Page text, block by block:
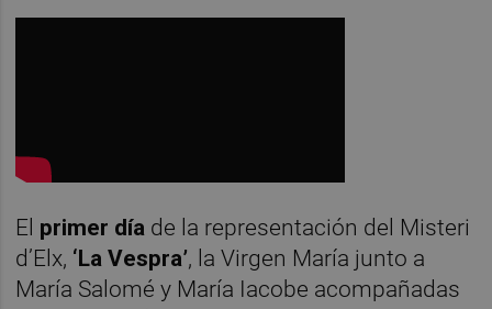
El primer día de la representación del Misteri
d’Elx, ‘La Vespra’, la Virgen María junto a
María Salomé y María Iacobe acompañadas